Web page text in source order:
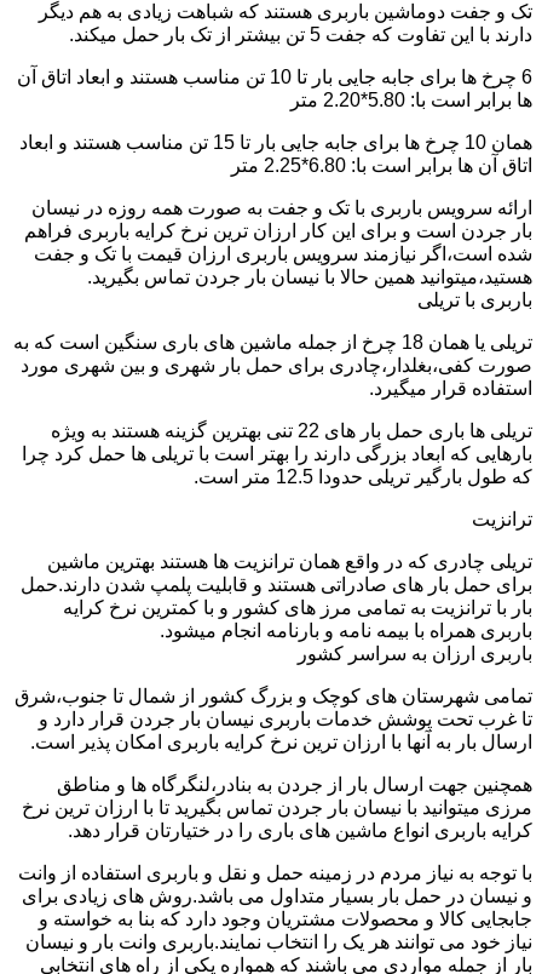
تک و جفت دوماشین باربری هستند که شباهت زیادی به هم دیگر
دارند با این تفاوت که جفت 5 تن بیشتر از تک بار حمل میکند.
6 چرخ ها برای جابه جایی بار تا 10 تن مناسب هستند و ابعاد اتاق آن
ها برابر است با: 5.80*2.20 متر
همان 10 چرخ ها برای جابه جایی بار تا 15 تن مناسب هستند و ابعاد
اتاق آن ها برابر است با: 6.80*2.25 متر
ارائه سرویس باربری با تک و جفت به صورت همه روزه در نیسان
بار جردن است و برای این کار ارزان ترین نرخ کرایه باربری فراهم
شده است،اگر نیازمند سرویس باربری ارزان قیمت با تک و جفت
هستید،میتوانید همین حالا با نیسان بار جردن تماس بگیرید.
باربری با تریلی
تریلی یا همان 18 چرخ از جمله ماشین های باری سنگین است که به
صورت کفی،بغلدار،چادری برای حمل بار شهری و بین شهری مورد
استفاده قرار میگیرد.
تریلی ها باری حمل بار های 22 تنی بهترین گزینه هستند به ویژه
بارهایی که ابعاد بزرگی دارند را بهتر است با تریلی ها حمل کرد چرا
که طول بارگیر تریلی حدودا 12.5 متر است.
ترانزیت
تریلی چادری که در واقع همان ترانزیت ها هستند بهترین ماشین
برای حمل بار های صادراتی هستند و قابلیت پلمپ شدن دارند.حمل
بار با ترانزیت به تمامی مرز های کشور و با کمترین نرخ کرایه
باربری همراه با بیمه نامه و بارنامه انجام میشود.
باربری ارزان به سراسر کشور
تمامی شهرستان های کوچک و بزرگ کشور از شمال تا جنوب،شرق
تا غرب تحت پوشش خدمات باربری نیسان بار جردن قرار دارد و
ارسال بار به آنها با ارزان ترین نرخ کرایه باربری امکان پذیر است.
همچنین جهت ارسال بار از جردن به بنادر،لنگرگاه ها و مناطق
مرزی میتوانید با نیسان بار جردن تماس بگیرید تا با ارزان ترین نرخ
کرایه باربری انواع ماشین های باری را در ختیارتان قرار دهد.
با توجه به نیاز مردم در زمینه حمل و نقل و باربری استفاده از وانت
و نیسان در حمل بار بسیار متداول می باشد.روش های زیادی برای
جابجایی کالا و محصولات مشتریان وجود دارد که بنا به خواسته و
نیاز خود می توانند هر یک را انتخاب نمایند.باربری وانت بار و نیسان
بار از جمله مواردی می باشند که همواره یکی از راه های انتخابی